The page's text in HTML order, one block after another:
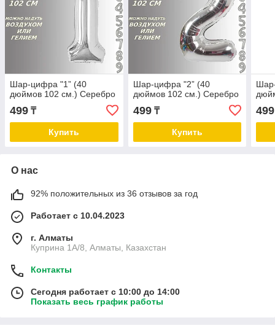
Шар-цифра "1” (40
дюймов 102 см.) Серебро
499 ₸
Купить
Шар-цифра "2” (40
дюймов 102 см.) Серебро
499₸
Купить
499
О нас
92% положительных из 36 отзывов за год
Работает с 10.04.2023
г. Алматы
Куприна 1A/8, Алматы, Казахстан
Контакты
Сегодня работает с 10:00 до 14:00
Показать весь график работы